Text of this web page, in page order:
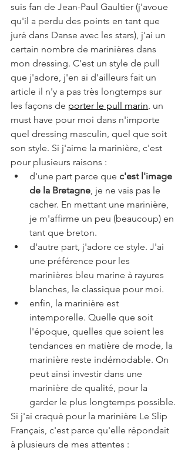
suis fan de Jean-Paul Gaultier (j'avoue
qu'il a perdu des points en tant que
juré dans Danse avec les stars), j'ai un
certain nombre de marinières dans
mon dressing. C'est un style de pull
que j'adore, j'en ai d'ailleurs fait un
article il n'y a pas très longtemps sur
les façons de porter le pull marin, un
must have pour moi dans n'importe
quel dressing masculin, quel que soit
son style. Si j'aime la marinière, c'est
pour plusieurs raisons :
d'une part parce que c'est l'image
de la Bretagne, je ne vais pas le
cacher. En mettant une marinière,
je m'affirme un peu (beaucoup) en
tant que breton.
d'autre part, j'adore ce style. J'ai
une préférence pour les
marinières bleu marine à rayures
blanches, le classique pour moi.
enfin, la marinière est
intemporelle. Quelle que soit
l'époque, quelles que soient les
tendances en matière de mode, la
marinière reste indémodable. On
peut ainsi investir dans une
marinière de qualité, pour la
garder le plus longtemps possible.
Si j'ai craqué pour la marinière Le Slip
Français, c'est parce qu'elle répondait
à plusieurs de mes attentes :